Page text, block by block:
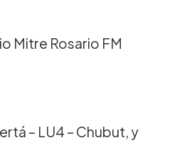
Mitre Rosario FM
– LU4 – Chubut, y